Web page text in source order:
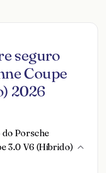
seguro
Coupe
2026
Porsche
3.0 V6 (Híbrido)